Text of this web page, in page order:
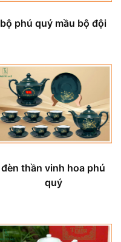
bộ phú quý mầu bộ đội
đèn thần vinh hoa phú
quý